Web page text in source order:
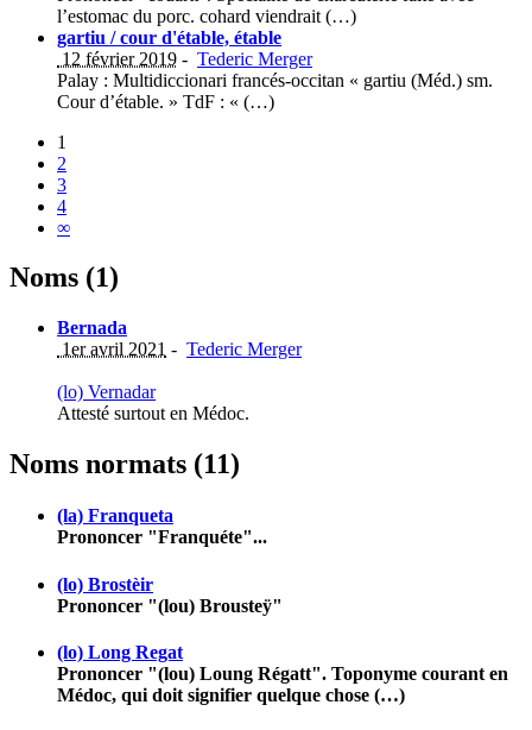
l’estomac du porc. cohard viendrait (…)
gartiu / cour d'étable, étable
12 février 2019 - Tederic Merger
Palay : Multidiccionari francés-occitan « gartiu (Méd.) sm.
Cour d’étable. » TdF : « (…)
1
2
3
4
∞
Noms (1)
Bernada
1er avril 2021 - Tederic Merger
(lo) Vernadar
Attesté surtout en Médoc.
Noms normats (11)
(la) Franqueta
Prononcer "Franquéte"...
(lo) Brostèir
Prononcer "(lou) Brousteÿ"
(lo) Long Regat
Prononcer "(lou) Loung Régatt". Toponyme courant en
Médoc, qui doit signifier quelque chose (…)